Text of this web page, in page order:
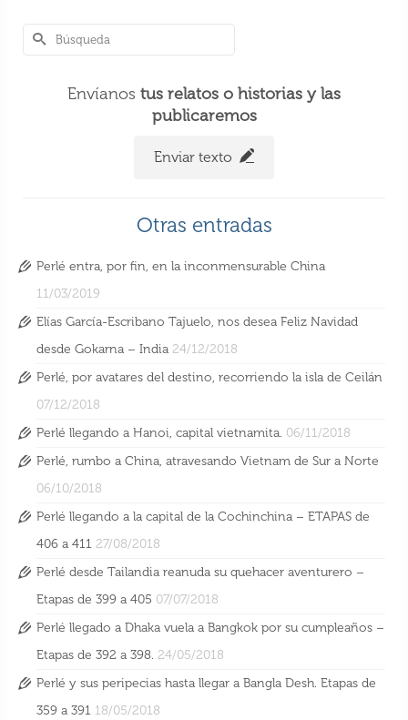
Envíanos tus relatos o historias y las
publicaremos
Enviar texto
Otras entradas
Perlé entra, por fin, en la inconmensurable China
11/03/2019
Elías García-Escribano Tajuelo, nos desea Feliz Navidad
desde Gokarna – India 24/12/2018
Perlé, por avatares del destino, recorriendo la isla de Ceilán
07/12/2018
Perlé llegando a Hanoi, capital vietnamita. 06/11/2018
Perlé, rumbo a China, atravesando Vietnam de Sur a Norte
06/10/2018
Perlé llegando a la capital de la Cochinchina – ETAPAS de
406 a 411 27/08/2018
Perlé desde Tailandia reanuda su quehacer aventurero –
Etapas de 399 a 405 07/07/2018
Perlé llegado a Dhaka vuela a Bangkok por su cumpleaños –
Etapas de 392 a 398. 24/05/2018
Perlé y sus peripecias hasta llegar a Bangla Desh. Etapas de
359 a 391 18/05/2018